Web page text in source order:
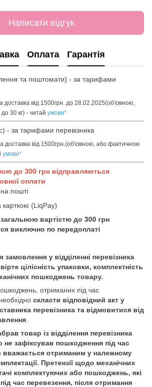
Написати відгук
Оплата Гарантія
та поштомати) - за тарифами
доставка від 1500грн. до 28.02.2025(об'ємною,
30 кг) - читай умови*
- за тарифами перевізника
доставка від 1500грн.(об'ємною, або фактичною
умови*
до 300 грн відправляються
оплати
пошті
(LiqPay)
вартістю до 300 грн
виключно по передоплаті
замовлення у відділенні перевізника
цілісність упаковки, комплектність
пошкоджень товару.
отриманих під час
скласти відповідний акт у
перевізника та відмовитися від
товар із відділення перевізника
не зафіксував пошкодження під час
вважається отриманим у належному
Претензії щодо механічних
комплектуючих або пошкоджень, які
час перевезення, після отримання